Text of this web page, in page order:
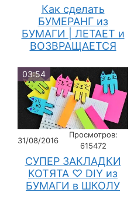
Как сделать
БУМЕРАНГ из
БУМАГИ | ЛЕТАЕТ и
ВОЗВРАЩАЕТСЯ
03:54
31/08/2016
Просмотров:
615472
СУПЕР ЗАКЛАДКИ
КОТЯТА ♡ DIY из
БУМАГИ в ШКОЛУ